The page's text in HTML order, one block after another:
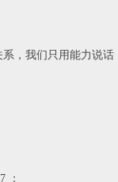
我们只用能力说话
；